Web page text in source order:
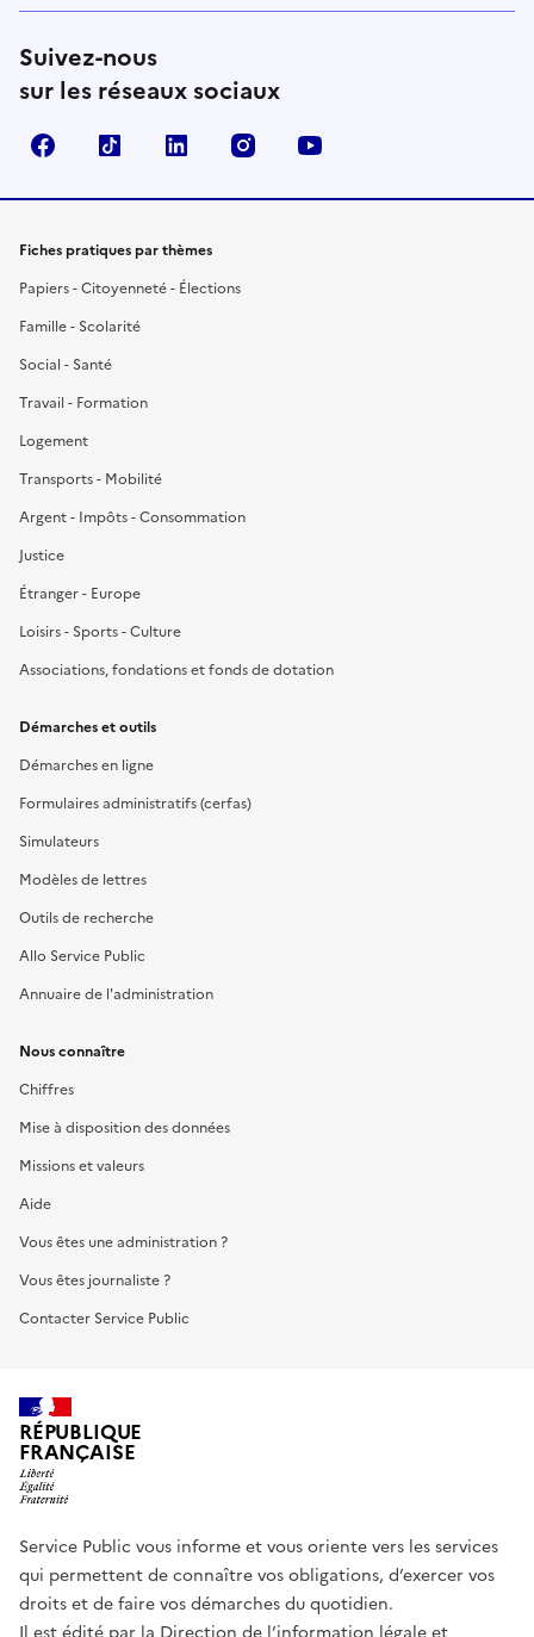
Suivez-nous
sur les réseaux sociaux
FacebookTikTok LinkedIn Instagram
Fiches pratiques par thèmes
Papiers - Citoyenneté - Élections
Famille - Scolarité
Social - Santé
Travail - Formation
Logement
Transports - Mobilité
Argent - Impôts - Consommation
Justice
Étranger - Europe
Loisirs - Sports - Culture
Associations, fondations et fonds de dotation
Démarches et outils
Démarches en ligne
Formulaires administratifs (cerfas)
Simulateurs
Modèles de lettres
Outils de recherche
Allo Service Public
Annuaire de l'administration
Nous connaître
Chiffres
Mise à disposition des données
Missions et valeurs
Aide
Vous êtes une administration ?
Vous êtes journaliste ?
Contacter Service Public
RÉPUBLIQUE
FRANÇAISE
Service Public vous informe et vous oriente vers les services
qui permettent de connaître vos obligations, d’exercer vos
droits et de faire vos démarches du quotidien.